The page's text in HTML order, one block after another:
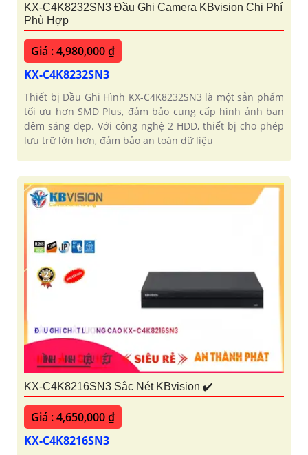
KX-C4K8232SN3 Đầu Ghi Camera KBvision Chi Phí
Phù Hợp
Giá : 4,980,000 ₫
KX-C4K8232SN3
Thiết bị Đầu Ghi Hình KX-C4K8232SN3 là một sản phẩm
tối ưu hơn SMD Plus, đảm bảo cung cấp hình ảnh ban
đêm sáng đẹp. Với công nghệ 2 HDD, thiết bị cho phép
lưu trữ lớn hơn, đảm bảo an toàn dữ liệu
KX-C4K8216SN3 Sắc Nét KBvision ✔️
Giá : 4,650,000 ₫
KX-C4K8216SN3